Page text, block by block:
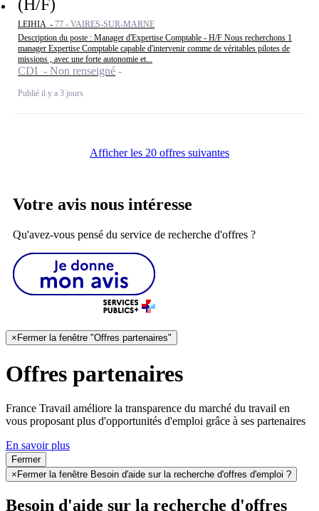
(H/F)
LEIHIA - 77 - VAIRES-SUR-MARNE
Description du poste : Manager d'Expertise Comptable - H/F Nous recherchons 1
manager Expertise Comptable capable d'intervenir comme de véritables pilotes de
missions , avec une forte autonomie et...
CDI - Non renseigné
Publié il y a 3 jours
Afficher les 20 offres suivantes
Votre avis nous intéresse
Qu'avez-vous pensé du service de recherche d'offres ?
× Fermer la fenêtre "Offres partenaires"
Offres partenaires
France Travail améliore la transparence du marché du travail en
vous proposant plus d'opportunités d'emploi grâce à ses partenaires
En savoir plus
Fermer
× Fermer la fenêtre Besoin d'aide sur la recherche d'offres d'emploi ?
Besoin d'aide sur la recherche d'offres